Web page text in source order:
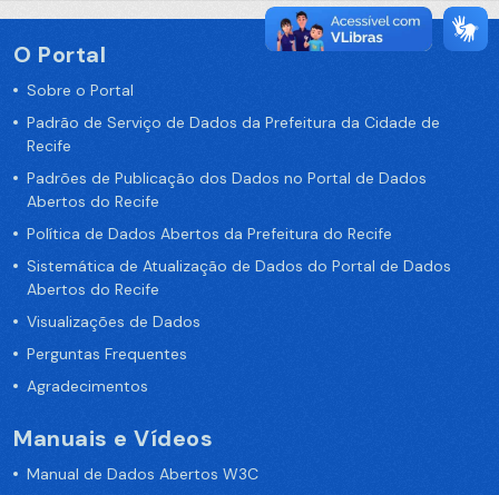
O Portal
Sobre o Portal
Padrão de Serviço de Dados da Prefeitura da Cidade de
Recife
Padrões de Publicação dos Dados no Portal de Dados
Abertos do Recife
Política de Dados Abertos da Prefeitura do Recife
Sistemática de Atualização de Dados do Portal de Dados
Abertos do Recife
Visualizações de Dados
Perguntas Frequentes
Agradecimentos
Manuais e Vídeos
Manual de Dados Abertos W3C